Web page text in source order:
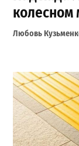
колесном
Любовь